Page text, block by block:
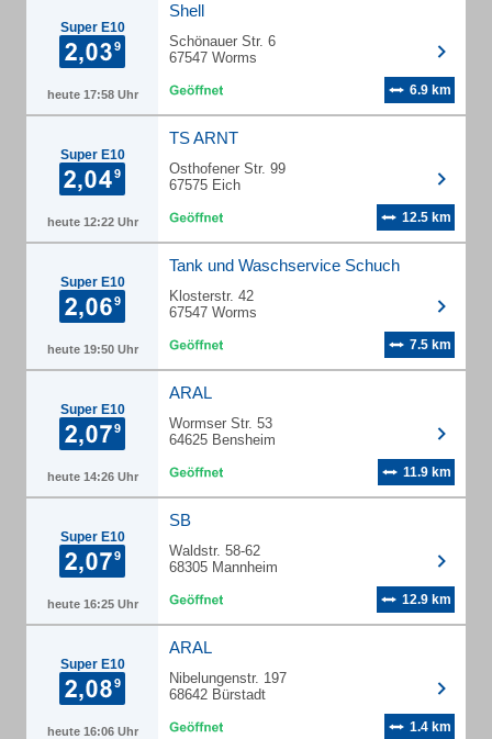
Super E10
heute 17:58 Uhr
Shell
Schönauer Str. 6
67547 Worms
6.9 km
Super E10
heute 12:22 Uhr
TS ARNT
Osthofener Str. 99
67575 Eich
12.5 km
Super E10
heute 19:50 Uhr
Tank und Waschservice Schuch
Klosterstr. 42
67547 Worms
7.5 km
Super E10
heute 14:26 Uhr
ARAL
Wormser Str. 53
64625 Bensheim
11.9 km
Super E10
heute 16:25 Uhr
SB
Waldstr. 58-62
68305 Mannheim
12.9 km
Super E10
heute 16:06 Uhr
ARAL
Nibelungenstr. 197
68642 Bürstadt
1.4 km